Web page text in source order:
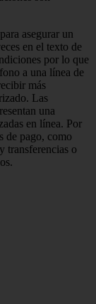
asegurar un
en el texto de
por lo que
a una línea de
más
Las
una
en línea. Por
de pago, como
transferencias o